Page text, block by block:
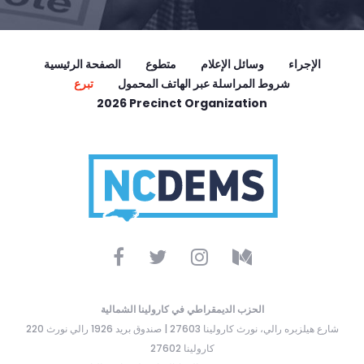
الصفحة الرئيسية متطوع وسائل الإعلام
الإجراء
تبرع
شروط المراسلة عبر الهاتف المحمول
2026 Precinct Organization
الحزب الديمقراطي في كارولينا الشمالية
220 شارع هيلزبره رالي، نورث كارولينا 27603 | صندوق بريد 1926 رالي نورث
كارولينا 27602